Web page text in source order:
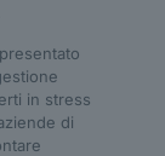
in stress
di